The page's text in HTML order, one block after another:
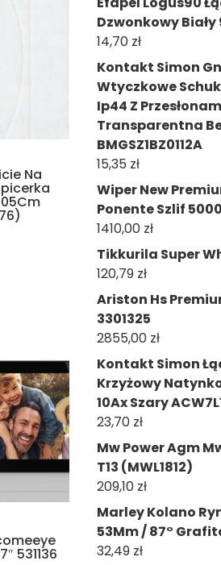
Na
531136
Dzwonkowy Biały
14,70 zł
Kontakt Simon
Wtyczkowe
Ip44 Z
Transparentna
BMGSZ1BZ0112A
15,35 zł
Wiper New
Ponente Szlif
1410,00 zł
Tikkurila Super
120,79 zł
Ariston Hs
3301325
2855,00 zł
Kontakt Simon
Krzyżowy
10Ax Szary
23,70 zł
Mw Power Agm
T13 (MWL1812)
209,10 zł
Marley Kolano
53Mm / 87°
32,49 zł